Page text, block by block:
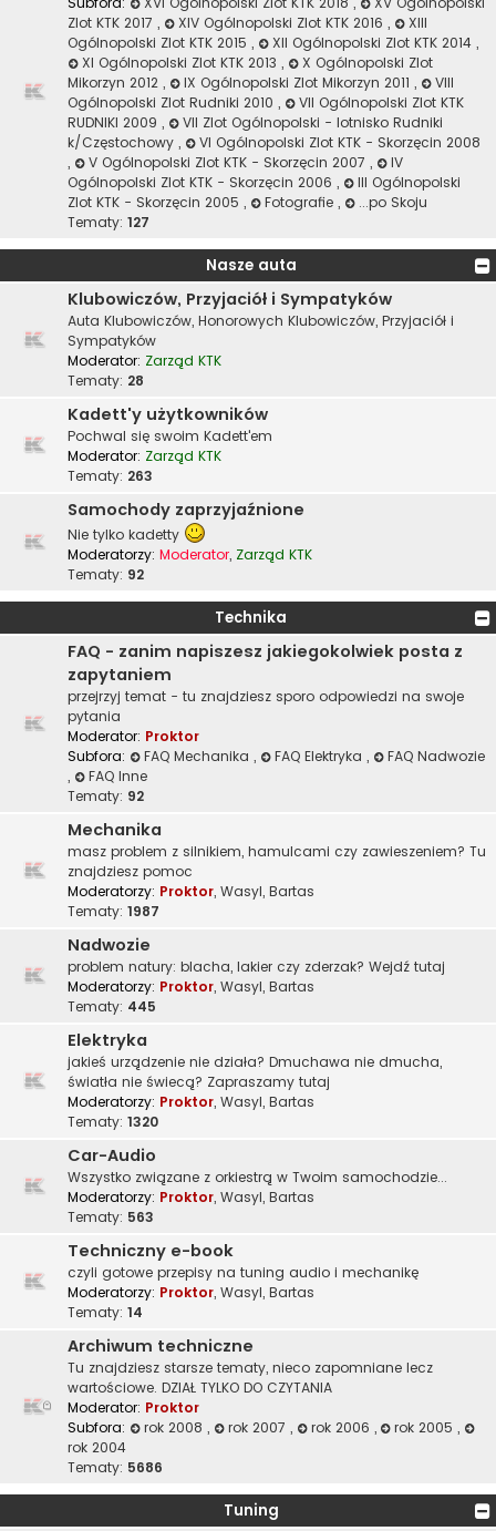
Zlot KTK 2017 , XIV Ogólnopolski Zlot KTK 2016 ,
XIII
Ogólnopolski Zlot KTK 2015 , XII Ogólnopolski Zlot KTK 2014 ,
XI Ogólnopolski Zlot KTK 2013 ,
X Ogólnopolski Zlot
Mikorzyn 2012 , IX Ogólnopolski Zlot Mikorzyn 2011 ,
VIII
Ogólnopolski Zlot Rudniki 2010 ,
VII Ogólnopolski Zlot KTK
RUDNIKI 2009 ,
VII Zlot Ogólnopolski - lotnisko Rudniki
k/Częstochowy ,
VI Ogólnopolski Zlot KTK - Skorzęcin 2008
,
V Ogólnopolski Zlot KTK - Skorzęcin 2007 ,
IV
Ogólnopolski Zlot KTK - Skorzęcin 2006 ,
III Ogólnopolski
Zlot KTK - Skorzęcin 2005 , Fotografie ,
...po Skoju
Tematy: 127
Nasze auta
Klubowiczów, Przyjaciół i Sympatyków
Auta Klubowiczów, Honorowych Klubowiczów, Przyjaciół i
Sympatyków
Moderator: Zarząd KTK
Tematy: 28
Kadett'y użytkowników
Pochwal się swoim Kadett'em
Moderator: Zarząd KTK
Tematy: 263
Samochody zaprzyjaźnione
Nie tylko kadetty
Moderatorzy: Moderator, Zarząd KTK
Tematy: 92
Technika
FAQ - zanim napiszesz jakiegokolwiek posta z
zapytaniem
przejrzyj temat - tu znajdziesz sporo odpowiedzi na swoje
pytania
Moderator: Proktor
Subfora:
FAQ Mechanika , FAQ Elektryka ,
FAQ Nadwozie
,
FAQ Inne
Tematy: 92
Mechanika
masz problem z silnikiem, hamulcami czy zawieszeniem? Tu
znajdziesz pomoc
Moderatorzy: Proktor, Wasyl, Bartas
Tematy: 1987
Nadwozie
problem natury: blacha, lakier czy zderzak? Wejdź tutaj
Moderatorzy: Proktor, Wasyl, Bartas
Tematy: 445
Elektryka
jakieś urządzenie nie działa? Dmuchawa nie dmucha,
światła nie świecą? Zapraszamy tutaj
Moderatorzy: Proktor, Wasyl, Bartas
Tematy: 1320
Car-Audio
Wszystko związane z orkiestrą w Twoim samochodzie...
Moderatorzy: Proktor, Wasyl, Bartas
Tematy: 563
Techniczny e-book
czyli gotowe przepisy na tuning audio i mechanikę
Moderatorzy: Proktor, Wasyl, Bartas
Tematy: 14
Archiwum techniczne
Tu znajdziesz starsze tematy, nieco zapomniane lecz
wartościowe. DZIAŁ TYLKO DO CZYTANIA
Moderator: Proktor
Subfora:
rok 2008 , rok 2007 , rok 2006 , rok 2005,
rok 2004
Tematy: 5686
Tuning